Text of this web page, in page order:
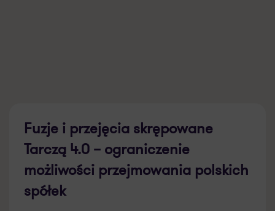
Fuzje i przejęcia skrępowane
Tarczą 4.0 – ograniczenie
możliwości przejmowania polskich
spółek